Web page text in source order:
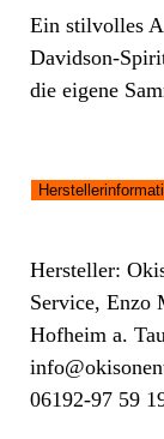
Ein stilvolles
Davidson-
die eigene
Hersteller:
Service, Enzo
Hofheim a.
06192-97 59